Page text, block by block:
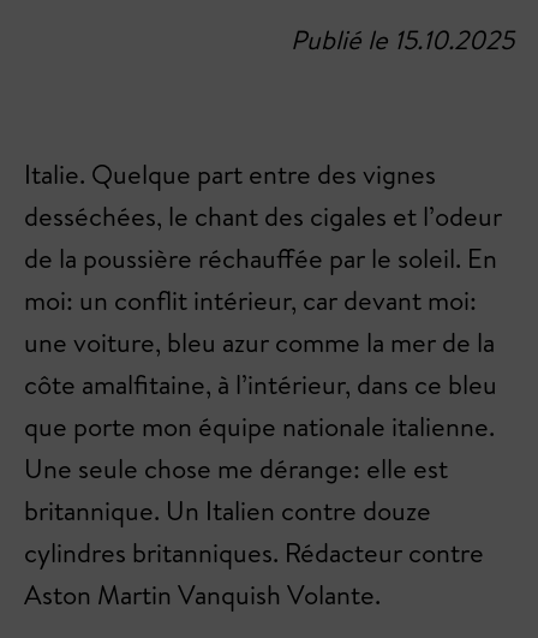
Publié le 15.10.2025
Italie. Quelque part entre des vignes
desséchées, le chant des cigales et l’odeur
de la poussière réchauffée par le soleil. En
moi: un conflit intérieur, car devant moi:
une voiture, bleu azur comme la mer de la
côte amalfitaine, à l’intérieur, dans ce bleu
que porte mon équipe nationale italienne.
Une seule chose me dérange: elle est
britannique. Un Italien contre douze
cylindres britanniques. Rédacteur contre
Aston Martin Vanquish Volante.